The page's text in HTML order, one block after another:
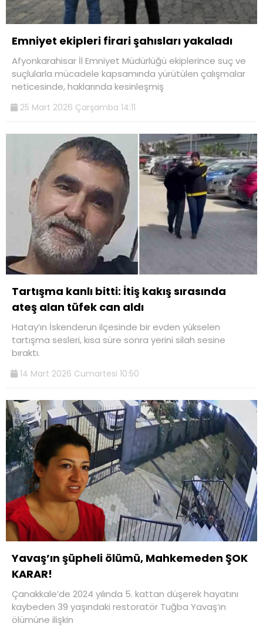
Emniyet ekipleri firari şahısları yakaladı
Afyonkarahisar İl Emniyet Müdürlüğü ekiplerince suç ve
suçlularla mücadele kapsamında yürütülen çalışmalar
neticesinde, haklarında kesinleşmiş
25 Mart 2026 Çarşamba 14:11
Tartışma kanlı bitti: İtiş kakış sırasında
ateş alan tüfek can aldı
Hatay’ın İskenderun ilçesinde bir evden yükselen
tartışma sesleri, kısa süre sonra yerini silah sesine
bıraktı.
14 Mart 2026 Cumartesi 10:50
Yavaş’ın şüpheli ölümü, Mahkemeden ŞOK
KARAR!
Çanakkale’de 2024 yılında 5. kattan düşerek hayatını
kaybeden 39 yaşındaki restoratör Tuğba Yavaş’ın
ölümüne ilişkin